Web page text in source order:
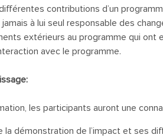
contributions d’un
à lui seul responsable des
extérieurs au programme qui ont
avec le programme.
les participants auront une
la démonstration de l’impact et ses